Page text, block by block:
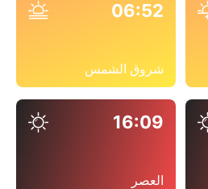
06:52
شروق الشمس
16:09
العصر